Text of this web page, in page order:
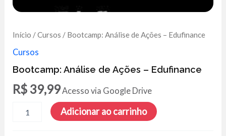
Início /Cursos / Bootcamp: Análise de Ações – Edufinance
Cursos
Bootcamp: Análise de Ações – Edufinance
R$ 39,99Acesso via Google Drive
Análise
Adicionar ao carrinho